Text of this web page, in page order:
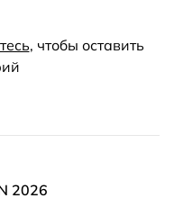
, чтобы оставить
2026